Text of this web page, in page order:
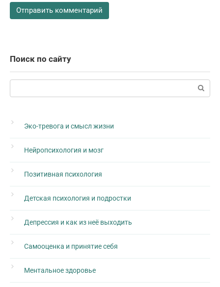
Поиск по сайту
Поиск:
Эко-тревога и смысл жизни
Нейропсихология и мозг
Позитивная психология
Детская психология и подростки
Депрессия и как из неё выходить
Самооценка и принятие себя
Ментальное здоровье